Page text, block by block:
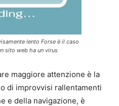
lento Forse è il caso
sito web ha un virus
maggiore attenzione è la
di improvvisi rallentamenti
e della navigazione, è